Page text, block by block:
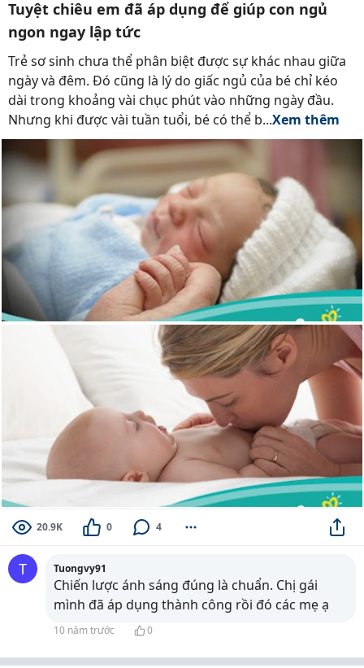
Tuyệt chiêu em đã áp dụng để giúp con ngủ
ngon ngay lập tức
Trẻ sơ sinh chưa thể phân biệt được sự khác nhau giữa
ngày và đêm. Đó cũng là lý do giấc ngủ của bé chỉ kéo
dài trong khoảng vài chục phút vào những ngày đầu.
Nhưng khi được vài tuần tuổi, bé có thể b...Xem thêm
20.9K 0 4
T Tuongvy91
Chiến lược ánh sáng đúng là chuẩn. Chị gái
mình đã áp dụng thành công rồi đó các mẹ ạ
10 năm trước 0